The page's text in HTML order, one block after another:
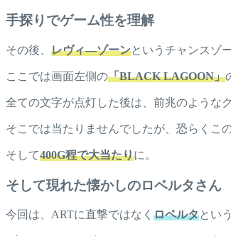
手探りでゲーム性を理解
その後、 レヴィ―ゾーンというチャンスゾ
ここでは画面左側の「BLACK LAGOON」
全ての文字が点灯した後は、前兆のような
そこでは当たりませんでしたが、恐らくこ
そして400G程で大当たりに。
そして現れた懐かしのロベルタさん
今回は、ARTに直撃ではなく ロベルタとい